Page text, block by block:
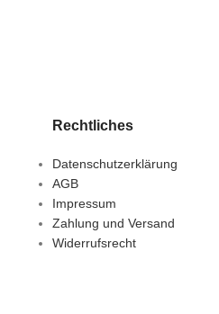
Rechtliches
Datenschutzerklärung
AGB
Impressum
Zahlung und Versand
Widerrufsrecht